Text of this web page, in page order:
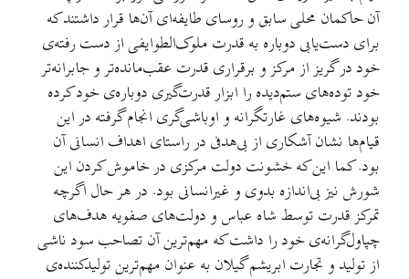
آن حاکمان محلی سابق و روسای طایفه‌ای آن‌ها قرار داشتند که
برای دست‌یابی دوباره به قدرت ملوک‌الطوایفی از دست رفته‌ی
خود در گریز از مرکز و برقراری قدرت عقب‌مانده‌تر و جابرانه‌تر
خود توده‌های ستم‌دیده را ابزار قدرت‌گیری دوباره‌ی خود کرده
بودند. شیوه‌های غارتگرانه و اوباشی‌گری انجام گرفته در این
قیام‌ها نشان آشکاری از بی‌هدفی در راستای اهداف انسانی آن
بود. کما این که خشونت دولت مرکزی در خاموش کردن این
شورش نیز بی‌اندازه بدوی و غیرانسانی بود. در هر حال اگرچه
تمرکز قدرت توسط شاه عباس و دولت‌های صفویه هدف‌های
چپاول‌گرانه‌ی خود را داشت که مهم‌ترین آن تصاحب سود ناشی
از تولید و تجارت ابریشم گیلان به عنوان مهم‌ترین تولیدکننده‌ی